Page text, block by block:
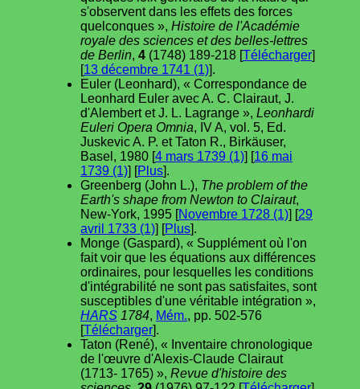
s'observent dans les effets des forces
quelconques », Histoire de l'Académie
royale des sciences et des belles-lettres
de Berlin, 4 (1748) 189-218 [Télécharger]
[13 décembre 1741 (1)].
Euler (Leonhard), « Correspondance de
Leonhard Euler avec A. C. Clairaut, J.
d'Alembert et J. L. Lagrange », Leonhardi
Euleri Opera Omnia, IV A, vol. 5, Ed.
Juskevic A. P. et Taton R., Birkäuser,
Basel, 1980 [4 mars 1739 (1)] [16 mai
1739 (1)] [Plus].
Greenberg (John L.), The problem of the
Earth's shape from Newton to Clairaut,
New-York, 1995 [Novembre 1728 (1)] [29
avril 1733 (1)] [Plus].
Monge (Gaspard), « Supplément où l'on
fait voir que les équations aux différences
ordinaires, pour lesquelles les conditions
d'intégrabilité ne sont pas satisfaites, sont
susceptibles d'une véritable intégration »,
HARS 1784, Mém., pp. 502-576
[Télécharger].
Taton (René), « Inventaire chronologique
de l'œuvre d'Alexis-Claude Clairaut
(1713- 1765) », Revue d'histoire des